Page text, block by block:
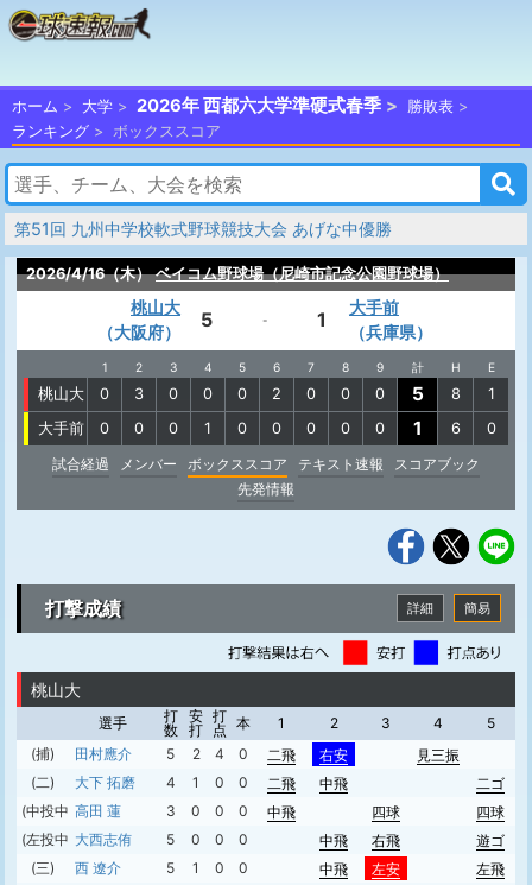
ホーム 大学 2026年 西都六大学準硬式春季
勝敗表
ランキング
ボックススコア
第51回 九州中学校軟式野球競技大会 あげな中優勝
2026/4/16（木） ベイコム野球場（尼崎市記念公園野球場）
桃山大
（大阪府）
5 - 1
大手前
（兵庫県）
1 2 3 4 5 6 7 8 9 計 H E
桃山大 0 3 0 0 0 2 0 0 0 5 8
1
大手前
0 0 0 1 0 0 0 0 0 1 6
0
試合経過
メンバー ボックススコア テキスト速報
スコアブック
先発情報
打撃成績 簡易
詳細
桃山大
選手
打
数
安
打
打
点 本 1 2 3 4
5
(捕)
田村應介 5 2 4 0 二飛 右安 見三振
(二)
大下 拓磨 4 1 0 0 二飛 中飛 二ゴ
(中投中) 高田 蓮 3 0 0 0 中飛 四球 四球
(左投中投)大西志侑 5 0 0 0 中飛 右飛
遊ゴ
(三)
西 遼介 5 1 0 0 中飛 左安
左飛